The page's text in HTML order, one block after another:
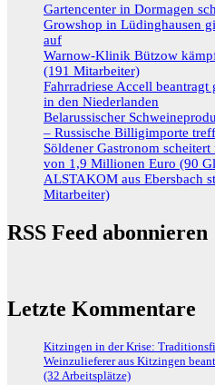
Gartencenter in Dormagen
Growshop in Lüdinghausen
auf
Warnow-Klinik Bützow
(191 Mitarbeiter)
Fahrradriese Accell
in den Niederlanden
Belarussischer
– Russische Billigimporte
Söldener Gastronom
von 1,9 Millionen Euro (90
ALSTAKOM aus Ebersbach
Mitarbeiter)
RSS Feed abonnieren
Letzte Kommentare
Kitzingen in der Krise:
Weinzulieferer aus Kitzingen
(32 Arbeitsplätze)